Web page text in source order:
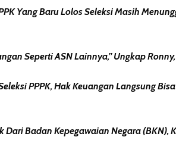
Yang Baru Lolos Seleksi Masih
Seperti ASN Lainnya,” Ungkap
PPPK, Hak Keuangan Langsung
Badan Kepegawaian Negara